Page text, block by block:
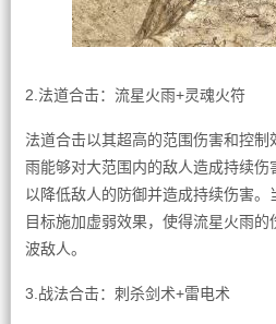
2.法道合击：流星火雨+灵魂火符
法道合击以其超高的范围伤害和控
雨能够对大范围内的敌人造成持续
以降低敌人的防御并造成持续伤害
目标施加虚弱效果，使得流星火雨
波敌人。
3.战法合击：刺杀剑术+雷电术